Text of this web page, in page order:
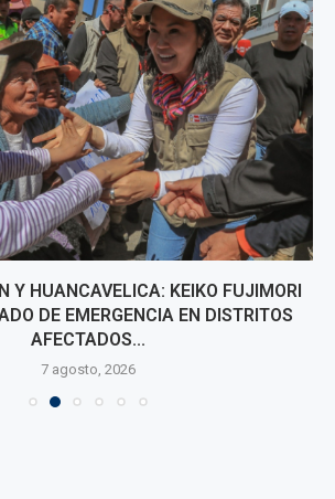
Y HUANCAVELICA: KEIKO FUJIMORI
DE EMERGENCIA EN DISTRITOS
AFECTADOS...
7 agosto, 2026